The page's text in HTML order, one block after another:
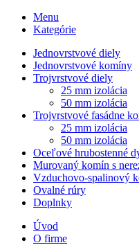
Menu
Kategórie
Jednovrstvové diely
Jednovrstvové komíny
Trojvrstvové diely
25 mm izolácia
50 mm izolácia
Trojvrstvové fasádne
25 mm izolácia
50 mm izolácia
Oceľové hrubostenné
Murovaný komín s
Vzduchovo-spalinový
Ovalné rúry
Doplnky
Úvod
O firme